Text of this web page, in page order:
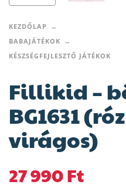
KEZDŐLAP
BABAJÁTÉKOK
KÉSZSÉGFEJLESZTŐ JÁTÉKOK
Fillikid –
BG1631
virágos)
27 990Ft